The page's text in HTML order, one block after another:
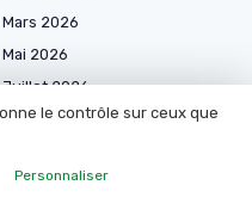
Mars 2026
Mai 2026
Juillet 2026
le contrôle sur ceux que
Personnaliser